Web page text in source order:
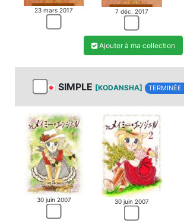
23 mars 2017 7 déc. 2017
Ajouter à ma collection
SIMPLE [KODANSHA] TERMINÉE
30 juin 2007 30 juin 2007